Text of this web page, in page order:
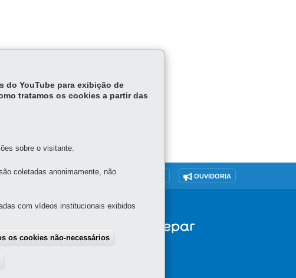
MAPA DO SITE DENUNCIE CORRUPÇÃO OUVIDORIA
do YouTube para exibição de
tratamos os cookies a partir das
sobre o visitante.
coletadas anonimamente, não
com vídeos institucionais exibidos
os cookies não-necessários